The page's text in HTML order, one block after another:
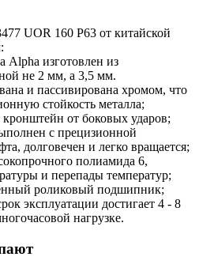
UOR 160 P63 от китайской
Alpha изготовлен из
не 2 мм, а 3,5 мм.
и пассивирована хромом, что
стойкость металла;
от боковых ударов;
с прецизионной
долговечен и легко вращается;
полиамида 6,
и перепады температур;
роликовый подшипник;
эксплуатации достигает 4 - 8
нагрузке.